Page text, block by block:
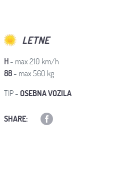
LETNE
H- max 210 km/h
88- max 560 kg
TIP -OSEBNA VOZILA
SHARE: